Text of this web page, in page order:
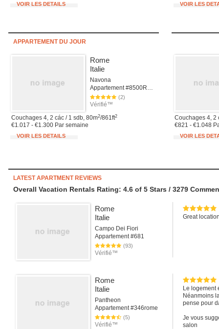
VOIR LES DETAILS VOIR LES
APPARTEMENT DU JOUR
Rome
Italie
Navona
Appartement #8500Rome
(2)
Vérifié™
Couchages 4, 2 các / 1 sdb, 80m2/861ft2
€1.017 - €1.300 Par semaine
VOIR LES DETAILS
Couchages 4, 2
€821 - €1.048
VOIR LES
LATEST APARTMENT REVIEWS
Overall Vacation Rentals Rating: 4.6 of 5 Stars / 3279
Rome
Italie
Campo Dei Fiori
Appartement #681
(93)
Vérifié™
Great
Rome
Italie
Pantheon
Appartement #346rome
(5)
Vérifié™
Le logement
Néanmoins
pense pour
Je vous
salon